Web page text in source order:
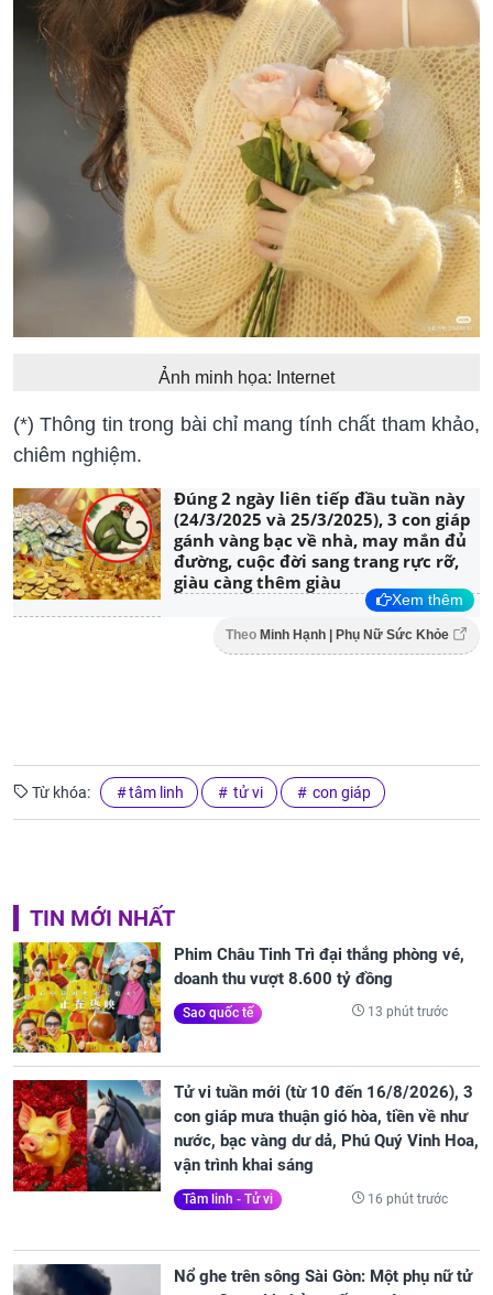
Ảnh minh họa: Internet
(*) Thông tin trong bài chỉ mang tính chất tham khảo,
chiêm nghiệm.
Đúng 2 ngày liên tiếp đầu tuần này
(24/3/2025 và 25/3/2025), 3 con giáp
gánh vàng bạc về nhà, may mắn đủ
đường, cuộc đời sang trang rực rỡ,
giàu càng thêm giàu
Xem thêm
Theo Minh Hạnh | Phụ Nữ Sức Khỏe
Từ khóa: tâm linh tử vi con giáp
TIN MỚI NHẤT
Phim Châu Tinh Trì đại thắng phòng vé,
doanh thu vượt 8.600 tỷ đồng
Sao quốc tế 13 phút trước
Tử vi tuần mới (từ 10 đến 16/8/2026), 3
con giáp mưa thuận gió hòa, tiền về như
nước, bạc vàng dư dả, Phú Quý Vinh Hoa,
vận trình khai sáng
Tâm linh - Tử vi 16 phút trước
Nổ ghe trên sông Sài Gòn: Một phụ nữ tử